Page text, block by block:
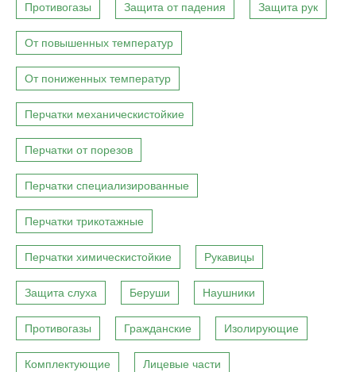
Противогазы Защита от падения Защита рук
От повышенных температур
От пониженных температур
Перчатки механическистойкие
Перчатки от порезов
Перчатки специализированные
Перчатки трикотажные
Перчатки химическистойкие Рукавицы
Защита слуха Беруши Наушники
Противогазы Гражданские Изолирующие
Комплектующие Лицевые части